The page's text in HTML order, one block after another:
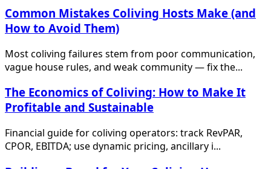
Common Mistakes Coliving Hosts Make (and
How to Avoid Them)
Most coliving failures stem from poor communication,
vague house rules, and weak community — fix the...
The Economics of Coliving: How to Make It
Profitable and Sustainable
Financial guide for coliving operators: track RevPAR,
CPOR, EBITDA; use dynamic pricing, ancillary i...